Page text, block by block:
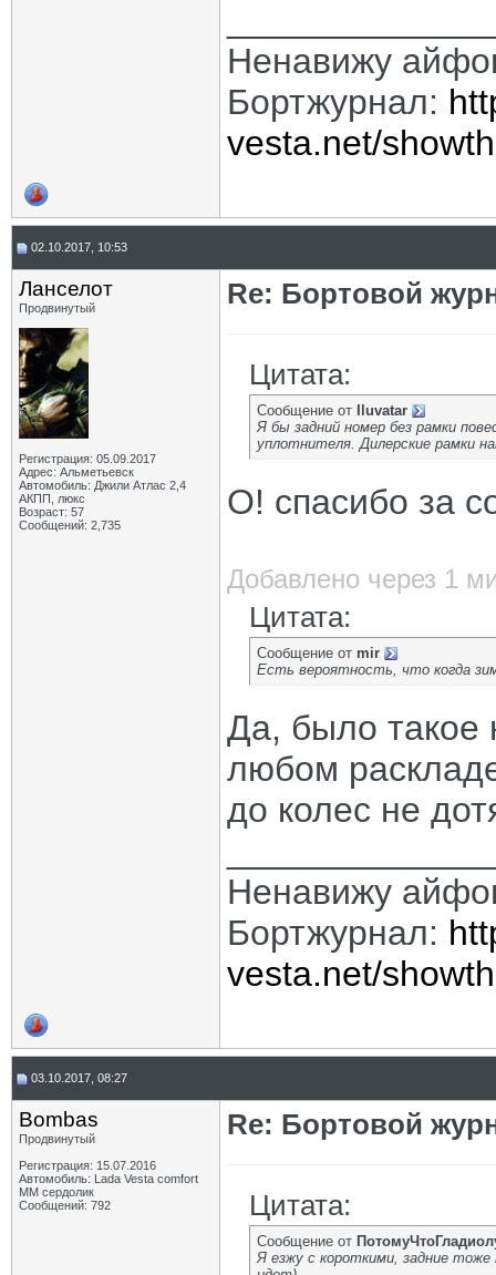
Ненавижу
Бортжурнал:
vesta.net/
02.10.2017, 10:53
Ланселот
Продвинутый
Регистрация: 05.09.2017
Адрес: Альметьевск
Автомобиль: Джили Атлас 2,4
АКПП, люкс
Возраст: 57
Сообщений: 2,735
Re: Бортовой
Цитата:
Сообщение от
Iluvatar
Я бы задний номер без рамки
уплотнителя. Дилерские рамки
О! спасибо за
Добавлено через 1
Цитата:
Сообщение от mir
Есть вероятность, что когда
Да, было такое
любом
до колес не
Ненавижу
Бортжурнал:
vesta.net/
03.10.2017, 08:27
Bombas
Продвинутый
Регистрация: 15.07.2016
Автомобиль: Lada Vesta comfort
MM сердолик
Сообщений: 792
Re: Бортовой
Цитата:
Сообщение от
Я езжу с короткими, задние